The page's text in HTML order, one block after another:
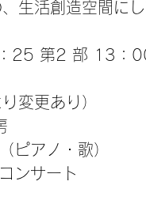
生活創造空間に
25 第2 部 13：
変更あり）
ピアノ・歌）
ンサート